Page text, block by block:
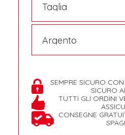
SEMPRE SICURO
SICURO
TUTTI GLI ORDINI
CONSEGNE